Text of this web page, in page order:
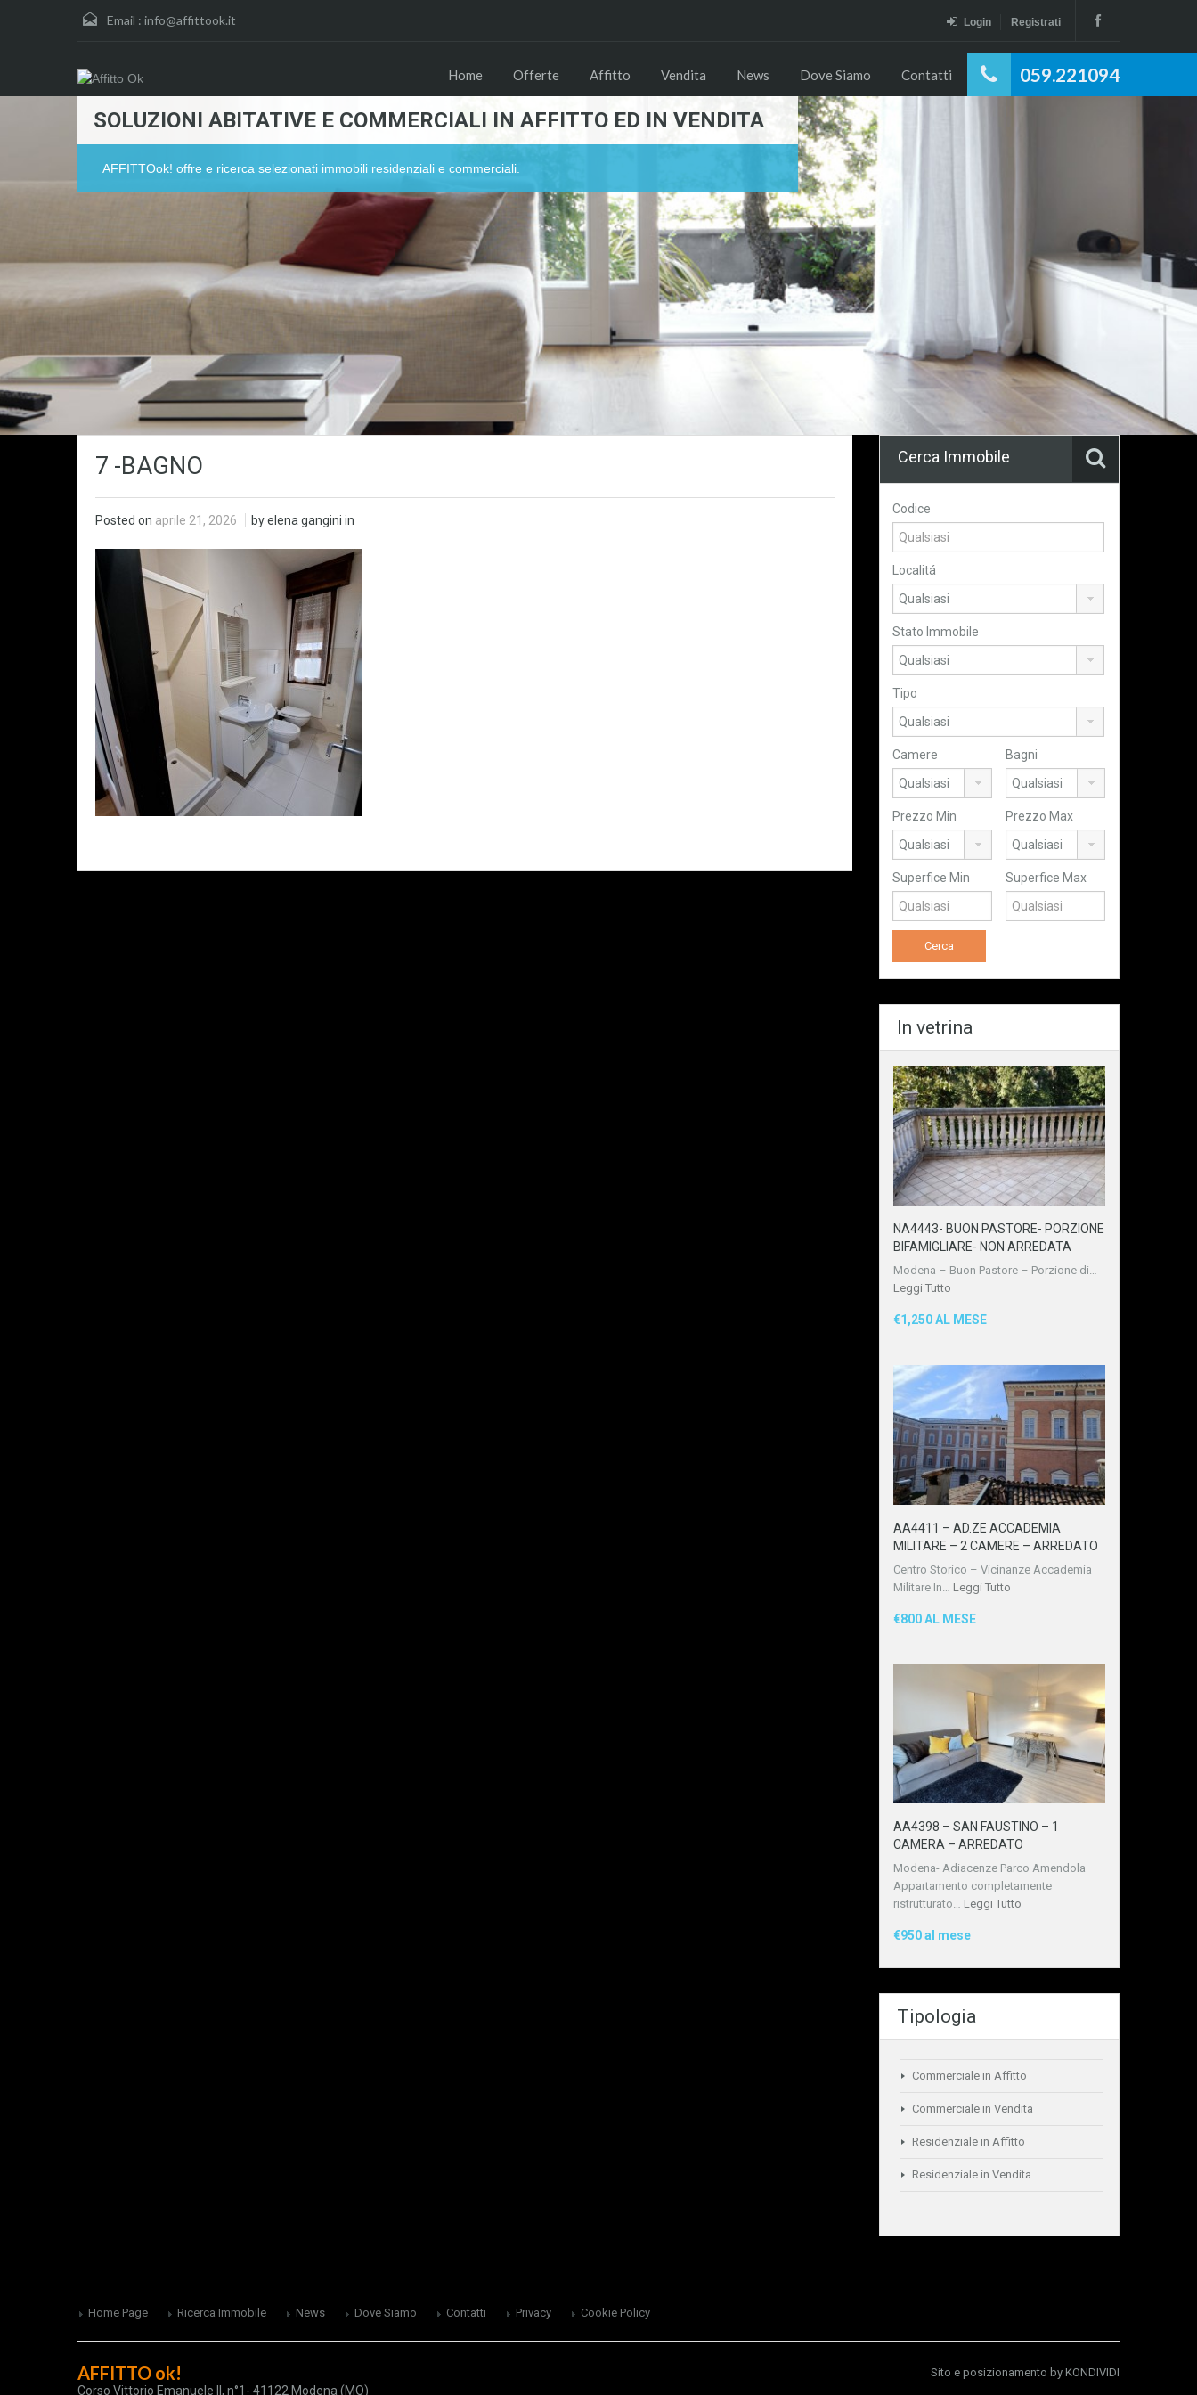
Email : info@affittook.it Login Registrati
059.221094
Home Offerte Affitto Vendita News Dove Siamo Contatti
SOLUZIONI ABITATIVE E COMMERCIALI IN AFFITTO ED IN VENDITA
AFFITTOok! offre e ricerca selezionati immobili residenziali e commerciali.
7 -BAGNO
Posted on aprile 21, 2026 by elena gangini in
Cerca Immobile
Codice
Localitá
Stato Immobile
Tipo
Camere Bagni
Prezzo Min Prezzo Max
Superfice Min Superfice Max
In vetrina
NA4443- BUON PASTORE- PORZIONE
BIFAMIGLIARE- NON ARREDATA
Modena – Buon Pastore – Porzione di…
Leggi Tutto
€1,250 AL MESE
AA4411 – AD.ZE ACCADEMIA
MILITARE – 2 CAMERE – ARREDATO
Centro Storico – Vicinanze Accademia
Militare In… Leggi Tutto
€800 AL MESE
AA4398 – SAN FAUSTINO – 1
CAMERA – ARREDATO
Modena- Adiacenze Parco Amendola
Appartamento completamente
ristrutturato… Leggi Tutto
€950 al mese
Tipologia
Commerciale in Affitto
Commerciale in Vendita
Residenziale in Affitto
Residenziale in Vendita
Home Page Ricerca Immobile News Dove Siamo Contatti Privacy Cookie Policy
AFFITTO ok!
Corso Vittorio Emanuele II, n°1- 41122 Modena (MO)
Sito e posizionamento by KONDIVIDI